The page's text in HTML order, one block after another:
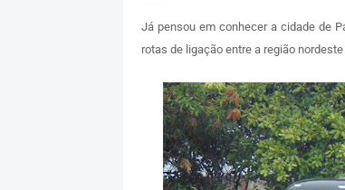
Já pensou em conhecer a cidade de
rotas de ligação entre a região nordeste